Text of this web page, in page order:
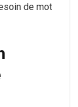
de mot